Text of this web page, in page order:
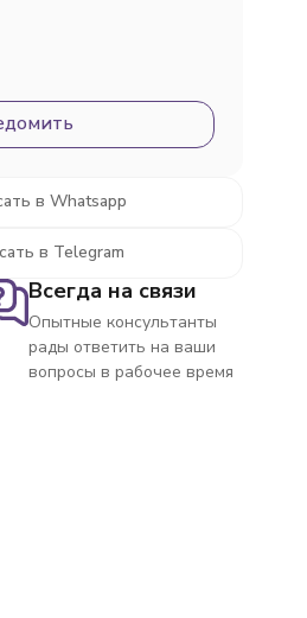
в Whatsapp
в Telegram
Всегда на связи
Опытные консультанты
рады ответить на ваши
вопросы в рабочее время